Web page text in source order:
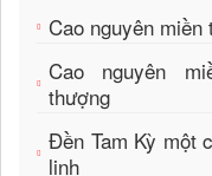
Cao nguyên
Cao nguyên
thượng
Đền Tam Kỳ một
linh